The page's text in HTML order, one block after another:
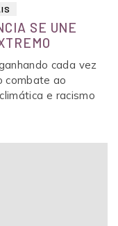
SE UNE
cada vez
combate ao
e racismo